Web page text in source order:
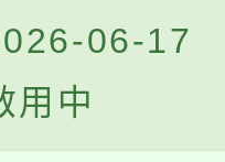
06-17
用中